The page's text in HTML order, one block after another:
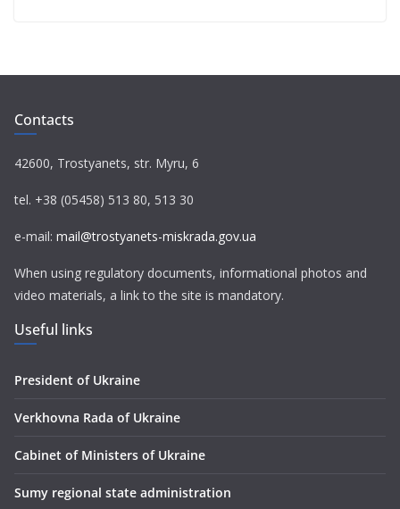
Contacts
42600, Trostyanets, str. Myru, 6
tel. +38 (05458) 513 80, 513 30
e-mail: mail@trostyanets-miskrada.gov.ua
When using regulatory documents, informational photos and
video materials, a link to the site is mandatory.
Useful links
President of Ukraine
Verkhovna Rada of Ukraine
Сabinet of Ministers of Ukraine
Sumy regional state administration